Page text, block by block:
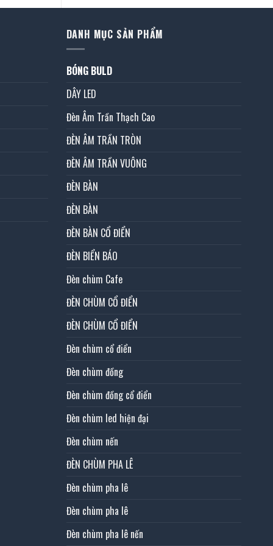
DANH MỤC SẢN PHẨM
BÓNG BULD
DÂY LED
Đèn Âm Trần Thạch Cao
ĐÈN ÂM TRẦN TRÒN
ĐÈN ÂM TRẦN VUÔNG
ĐÈN BÀN
ĐÈN BÀN
ĐÈN BÀN CỔ ĐIỂN
ĐÈN BIỂN BÁO
Đèn chùm Cafe
ĐÈN CHÙM CỔ ĐIỂN
ĐÈN CHÙM CỔ ĐIỂN
Đèn chùm cổ điển
Đèn chùm đồng
Đèn chùm đồng cổ điển
Đèn chùm led hiện đại
Đèn chùm nến
ĐÈN CHÙM PHA LÊ
Đèn chùm pha lê
Đèn chùm pha lê
Đèn chùm pha lê nến